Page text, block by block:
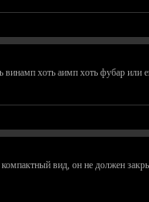
винамп хоть аимп хоть фубар или
вид, он не должен